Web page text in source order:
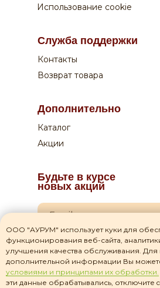
+7 831 210 02 82
Курьеру по QR-коду или на
ООО "АУРУМ" использует куки для
функционирования веб-сайта,
улучшения качества обслуживания.
дополнительной информации Вы
условиями и принципами их обработки.
эти данные обрабатывались, отключите
Использование cookie
Служба поддержки
Контакты
Возврат товара
Будьте в курсе
новых акций
Дополнительно
Каталог
Акции
Я даю согласие наобработку своих
конфиденциальности и принимаю его